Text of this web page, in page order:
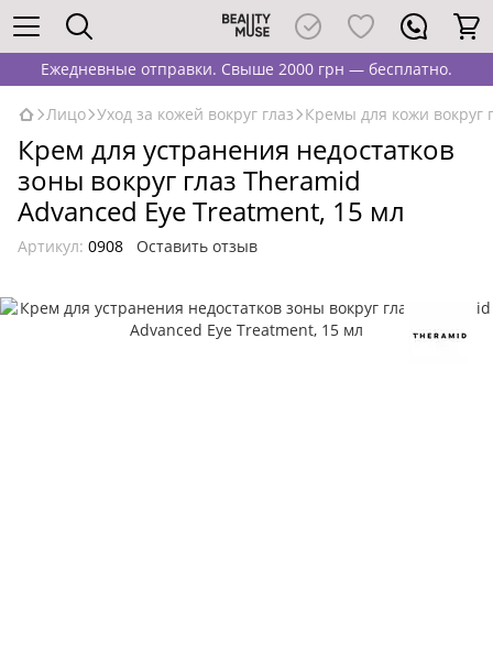
Ежедневные отправки. Свыше 2000 грн — бесплатно.
Лицо Уход за кожей вокруг глаз Кремы для кожи вокруг
Крем для устранения недостатков
зоны вокруг глаз Theramid
Advanced Eye Treatment, 15 мл
Артикул: 0908 Оставить отзыв